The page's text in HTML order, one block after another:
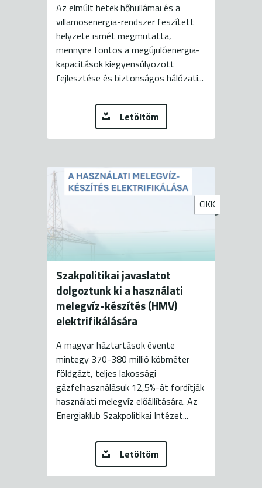
Az elmúlt hetek hőhullámai és a
villamosenergia-rendszer feszített
helyzete ismét megmutatta,
mennyire fontos a megújulóenergia-
kapacitások kiegyensúlyozott
fejlesztése és biztonságos hálózati...
Letöltöm
CIKK
Szakpolitikai javaslatot
dolgoztunk ki a használati
melegvíz-készítés (HMV)
elektrifikálására
A magyar háztartások évente
mintegy 370-380 millió köbméter
földgázt, teljes lakossági
gázfelhasználásuk 12,5%-át fordítják
használati melegvíz előállítására. Az
Energiaklub Szakpolitikai Intézet...
Letöltöm